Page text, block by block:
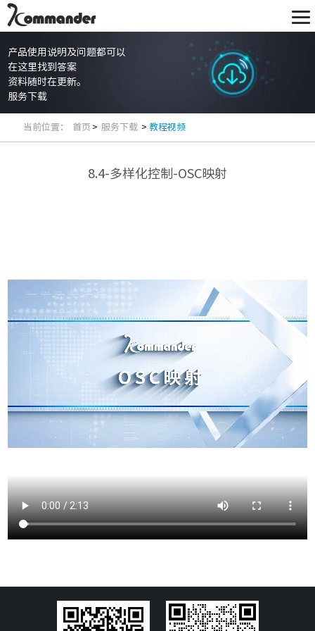
产品使用说明及问题都可以
在这里找到答案
资料随时在更新。
服务下载
当前位置： 首页 > 服务下载 >教程视频
8.4-多样化控制-OSC映射